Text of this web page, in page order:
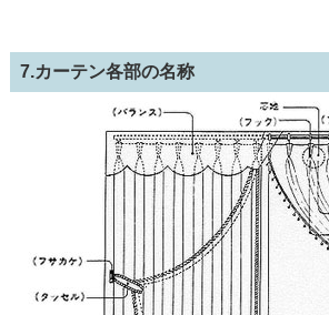
7.カーテン各部の名称